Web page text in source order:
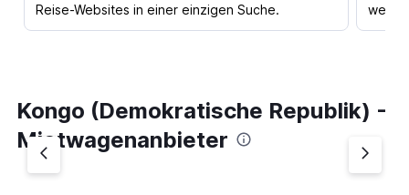
Reise-Websites in einer einzigen Suche.
Kongo (Demokratische Republik) -
Mietwagenanbieter